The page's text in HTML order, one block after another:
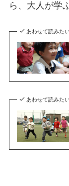
ら、大人が学
あわせて読みた
あわせて読みた